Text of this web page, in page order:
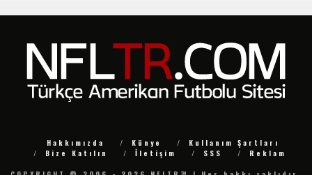
Hakkımızda Künye
Kullanım Şartları
Bize Katılın
İletişim SSS
Reklam